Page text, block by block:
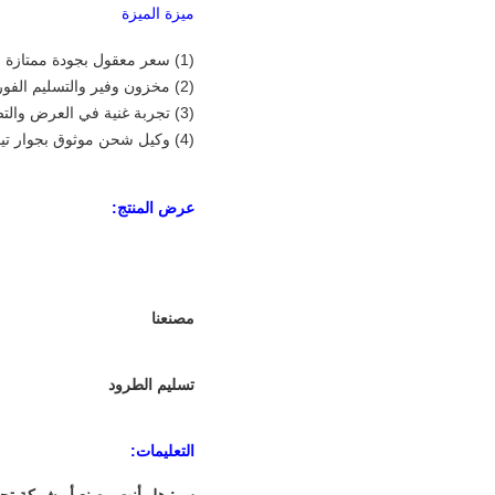
ميزة الميزة
(1) سعر معقول بجودة ممتازة
(2) مخزون وفير والتسليم الفوري
(3) تجربة غنية في العرض والتصدير ، خدمة مخلصة
(4) وكيل شحن موثوق بجوار تيانجين
عرض المنتج:
مصنعنا
تسليم الطرود
التعليمات: